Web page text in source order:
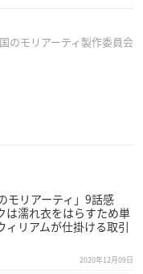
のモリアーティ製作委員会
モリアーティ」9話感
濡れ衣をはらすため単
ィリアムが仕掛ける取引
2020年12月09日